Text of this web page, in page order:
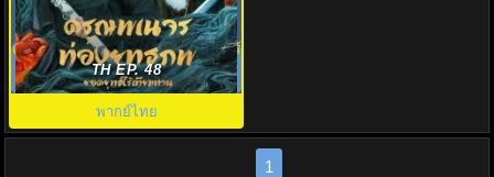
ดรุณพเนจรท่องยุทธภพ ยอดยุทธ์ไร้
เทียมทาน The Blood of Youth
TH EP. 48
พากย์ไทย
1